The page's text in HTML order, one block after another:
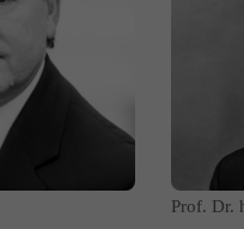
Prof. Dr.